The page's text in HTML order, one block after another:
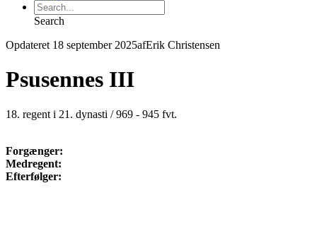
Search
Opdateret 18 september 2025afErik Christensen
Psusennes III
18. regent i 21. dynasti / 969 - 945 fvt.
Forgænger:
Medregent:
Efterfølger: